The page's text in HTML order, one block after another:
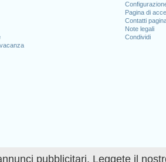
pubblicitari. Leggete il
Pagina di
Contatti
Note legali
Condividi